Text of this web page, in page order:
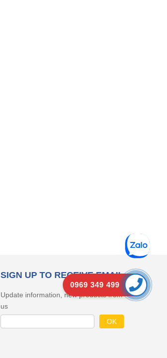
SIGN UP TO RECEIVE EMAIL
Update information, new products from
us
0969 349 499